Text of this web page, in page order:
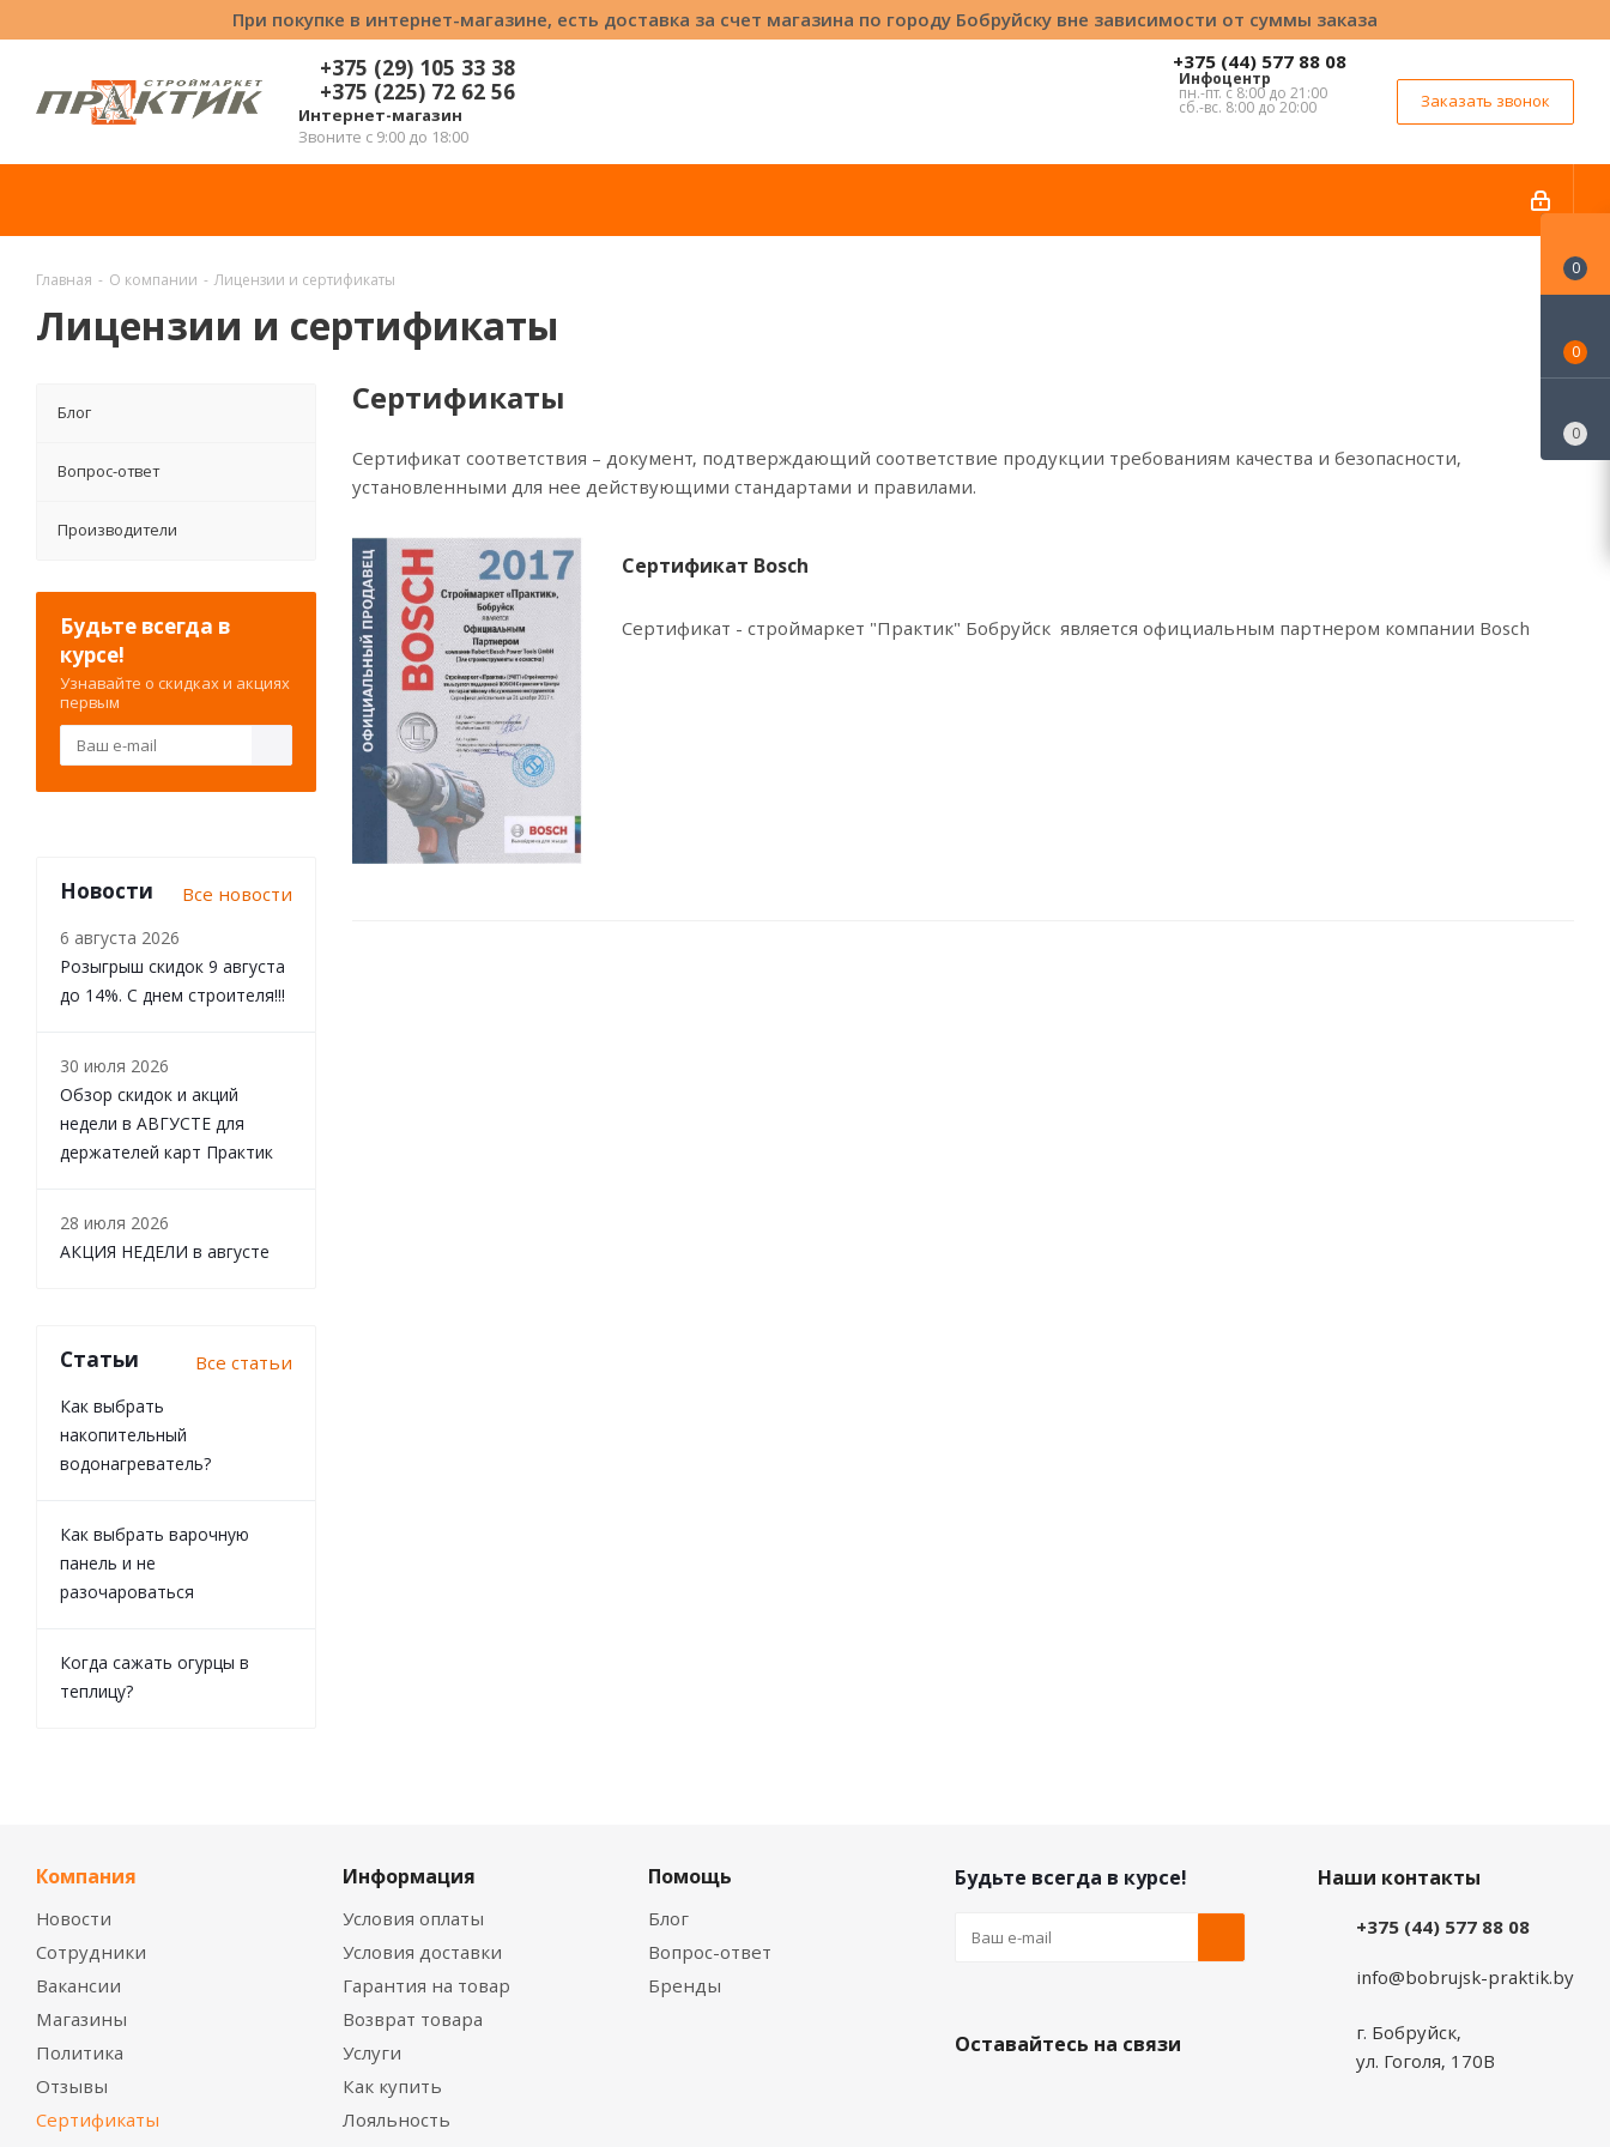
При покупке в интернет-магазине, есть доставка за счет магазина по городу Бобруйску вне зависимости от суммы заказа
+375 (29) 105 33 38
+375 (225) 72 62 56
Интернет-магазин
Звоните с 9:00 до 18:00
+375 (44) 577 88 08
Инфоцентр
пн.-пт. с 8:00 до 21:00
сб.-вс. 8:00 до 20:00 Заказать звонок
Главная - О компании - Лицензии и сертификаты
Лицензии и сертификаты
Сертификаты
Сертификат соответствия – документ, подтверждающий соответствие продукции требованиям качества и безопасности,
установленными для нее действующими стандартами и правилами.
Сертификат Bosch
Сертификат - строймаркет "Практик" Бобруйск является официальным партнером компании Bosch
Блог
Вопрос-ответ
Производители
Будьте всегда в
курсе!
Узнавайте о скидках и акциях
первым
Новости Все новости
6 августа 2026
Розыгрыш скидок 9 августа
до 14%. С днем строителя!!!
30 июля 2026
Обзор скидок и акций
недели в АВГУСТЕ для
держателей карт Практик
28 июля 2026
АКЦИЯ НЕДЕЛИ в августе
Статьи Все статьи
Как выбрать
накопительный
водонагреватель?
Как выбрать варочную
панель и не
разочароваться
Когда сажать огурцы в
теплицу?
Компания
Новости
Сотрудники
Вакансии
Магазины
Политика
Отзывы
Сертификаты
Информация
Условия оплаты
Условия доставки
Гарантия на товар
Возврат товара
Услуги
Как купить
Лояльность
Помощь
Блог
Вопрос-ответ
Бренды
Будьте всегда в курсе!
Оставайтесь на связи
Наши контакты
+375 (44) 577 88 08
info@bobrujsk-praktik.by
г. Бобруйск,
ул. Гоголя, 170В
0
0
0